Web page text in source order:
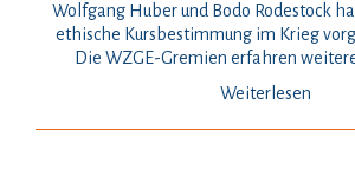
Wolfgang Huber und Bodo Rodestock
ethische Kursbestimmung im Krieg
Die WZGE-Gremien erfahren
Weiterlesen